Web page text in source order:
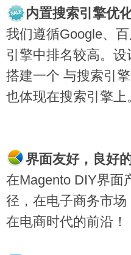
内置搜索引擎优
我们遵循Google、
引擎中排名较高。
搭建一个 与搜索引
也体现在搜索引擎上
界面友好，良好
在Magento DIY界面
径，在电子商务市
在电商时代的前沿！